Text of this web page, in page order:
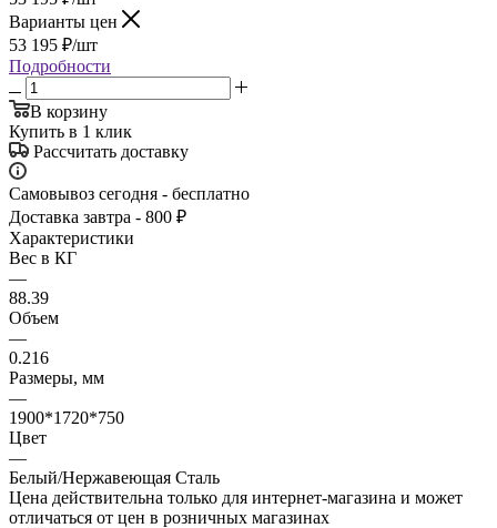
Варианты цен
53 195 ₽/шт
Подробности
В корзину
Купить в 1 клик
Рассчитать доставку
Самовывоз сегодня - бесплатно
Доставка завтра - 800 ₽
Характеристики
Вес в КГ
—
88.39
Объем
—
0.216
Размеры, мм
—
1900*1720*750
Цвет
—
Белый/Нержавеющая Сталь
Цена действительна только для интернет-магазина и может
отличаться от цен в розничных магазинах